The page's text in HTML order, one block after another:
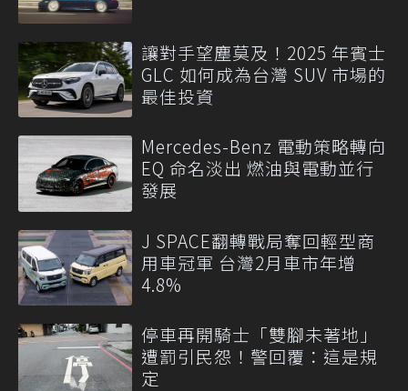
讓對手望塵莫及！2025 年賓士
GLC 如何成為台灣 SUV 市場的
最佳投資
Mercedes-Benz 電動策略轉向
EQ 命名淡出 燃油與電動並行
發展
J SPACE翻轉戰局奪回輕型商
用車冠軍 台灣2月車市年增
4.8%
停車再開騎士「雙腳未著地」
遭罰引民怨！警回覆：這是規
定